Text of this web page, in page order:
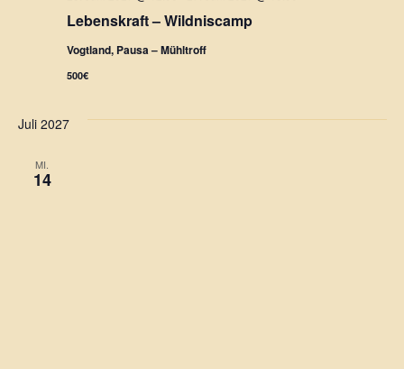
Lebenskraft – Wildniscamp
Vogtland, Pausa – Mühltroff
500€
Juli 2027
MI.
14